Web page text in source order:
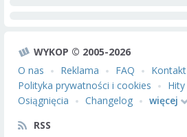
WYKOP © 2005-2026
O nas
Reklama FAQ Kontakt
Polityka prywatności i cookies
Hity
Osiągnięcia
Changelog
więcej
RSS